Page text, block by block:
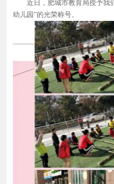
近日，肥城市教育局授予我
幼儿园”的光荣称号。